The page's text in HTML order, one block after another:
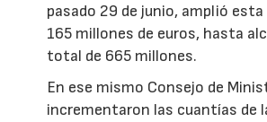
pasado 29 de junio, amplió
165 millones de euros, hasta
total de 665 millones.
En ese mismo Consejo de
incrementaron las cuantías de